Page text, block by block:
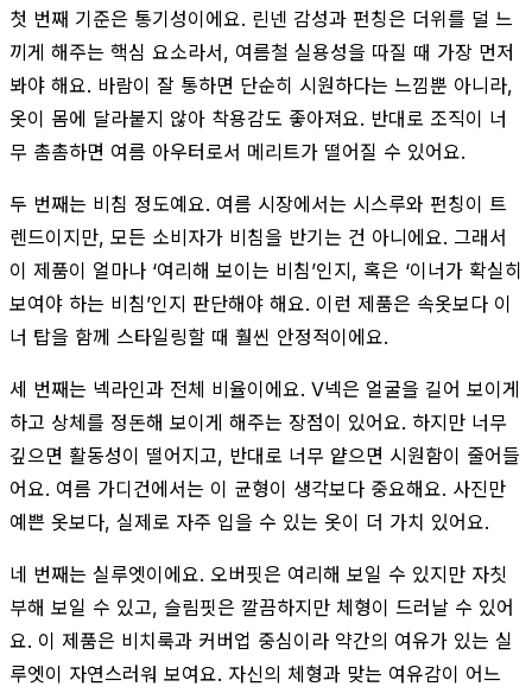
첫 번째 기준은 통기성이에요. 린넨 감성과 펀칭은 더위를 덜 느
끼게 해주는 핵심 요소라서, 여름철 실용성을 따질 때 가장 먼저
봐야 해요. 바람이 잘 통하면 단순히 시원하다는 느낌뿐 아니라,
옷이 몸에 달라붙지 않아 착용감도 좋아져요. 반대로 조직이 너
무 촘촘하면 여름 아우터로서 메리트가 떨어질 수 있어요.
두 번째는 비침 정도예요. 여름 시장에서는 시스루와 펀칭이 트
렌드이지만, 모든 소비자가 비침을 반기는 건 아니에요. 그래서
이 제품이 얼마나 ‘여리해 보이는 비침’인지, 혹은 ‘이너가 확실히
보여야 하는 비침’인지 판단해야 해요. 이런 제품은 속옷보다 이
너 탑을 함께 스타일링할 때 훨씬 안정적이에요.
세 번째는 넥라인과 전체 비율이에요. V넥은 얼굴을 길어 보이게
하고 상체를 정돈해 보이게 해주는 장점이 있어요. 하지만 너무
깊으면 활동성이 떨어지고, 반대로 너무 얕으면 시원함이 줄어들
어요. 여름 가디건에서는 이 균형이 생각보다 중요해요. 사진만
예쁜 옷보다, 실제로 자주 입을 수 있는 옷이 더 가치 있어요.
네 번째는 실루엣이에요. 오버핏은 여리해 보일 수 있지만 자칫
부해 보일 수 있고, 슬림핏은 깔끔하지만 체형이 드러날 수 있어
요. 이 제품은 비치룩과 커버업 중심이라 약간의 여유가 있는 실
루엣이 자연스러워 보여요. 자신의 체형과 맞는 여유감이 어느